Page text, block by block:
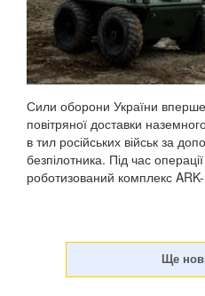
Сили оборони України вперше
повітряної доставки
в тил російських військ за
безпілотника. Під час
роботизований комплекс